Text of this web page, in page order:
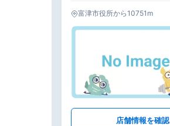
富津市役所から10751m
店舗情報を確認